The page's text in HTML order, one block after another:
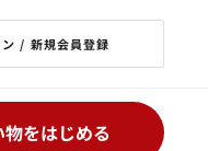
ン / 新規会員登録
物をはじめる